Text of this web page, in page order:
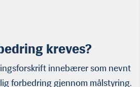
kreves?
innebærer som nevnt
forbedring gjennom målstyring.